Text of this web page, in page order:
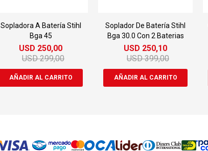
Sopladora A Batería Stihl
Bga 45
USD 250,00
USD 299,00
Soplador De Batería Stihl
Bga 30.0 Con 2 Baterias
USD 250,10
USD 399,00